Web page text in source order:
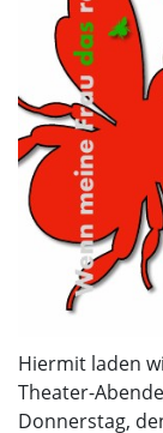
Hiermit laden
Theater-
Donnerstag,